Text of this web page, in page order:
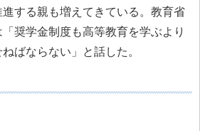
する親も増えてきている。教育省
奨学金制度も高等教育を学ぶより
ばならない」と話した。